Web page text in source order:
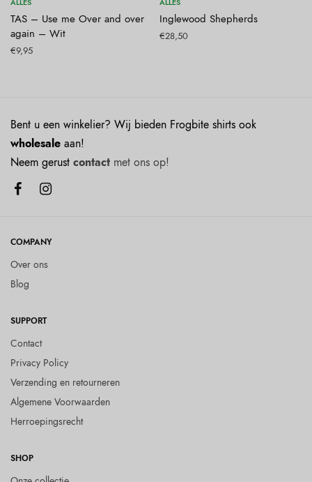
TAS – Use me Over and over
again – Wit
€9,95
Inglewood Shepherds
€28,50
Bent u een winkelier? Wij bieden Frogbite shirts ook
wholesale aan!
Neem gerustcontact met ons op!
COMPANY
Over ons
Blog
SUPPORT
Contact
Privacy Policy
Verzending en retourneren
Algemene Voorwaarden
Herroepingsrecht
SHOP